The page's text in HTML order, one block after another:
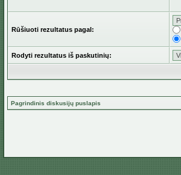
Rūšiuoti rezultatus pagal:
Rodyti rezultatus iš paskutinių:
Pagrindinis diskusijų puslapis